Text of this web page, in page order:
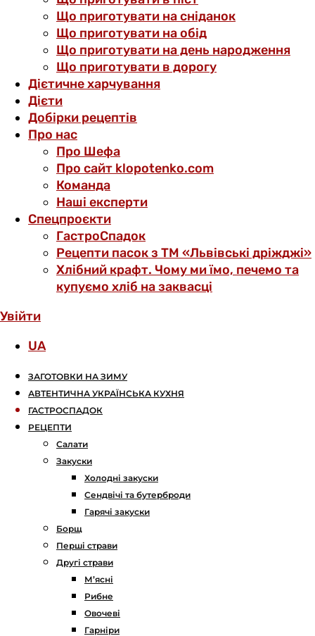
Що приготувати на сніданок
Що приготувати на обід
Що приготувати на день народження
Що приготувати в дорогу
Дієтичне харчування
Дієти
Добірки рецептів
Про нас
Про Шефа
Про сайт klopotenko.com
Команда
Наші експерти
Спецпроєкти
ГастроСпадок
Рецепти пасок з ТМ «Львівські дріжджі»
Хлібний крафт. Чому ми їмо, печемо та
купуємо хліб на заквасці
Увійти
UA
ЗАГОТОВКИ НА ЗИМУ
АВТЕНТИЧНА УКРАЇНСЬКА КУХНЯ
ГАСТРОСПАДОК
РЕЦЕПТИ
Салати
Закуски
Холодні закуски
Сендвічі та бутерброди
Гарячі закуски
Борщ
Перші страви
Другі страви
М’ясні
Рибне
Овочеві
Гарніри